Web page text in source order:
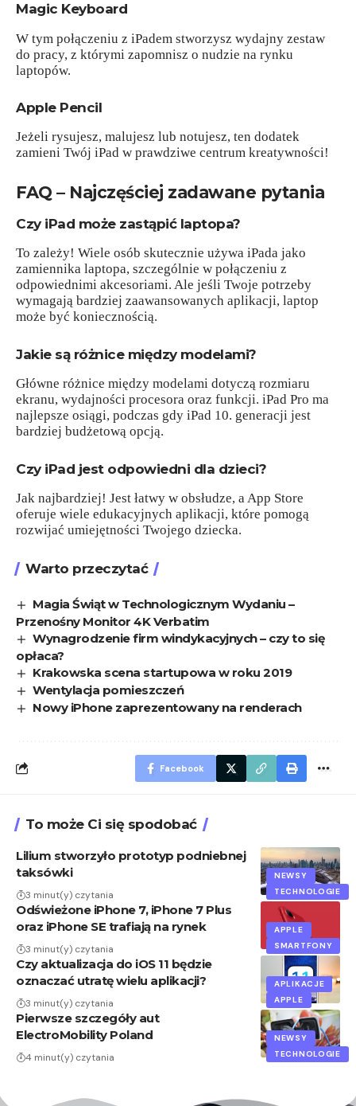
Magic Keyboard
W tym połączeniu z iPadem stworzysz wydajny zestaw
do pracy, z którymi zapomnisz o nudzie na rynku
laptopów.
Apple Pencil
Jeżeli rysujesz, malujesz lub notujesz, ten dodatek
zamieni Twój iPad w prawdziwe centrum kreatywności!
FAQ – Najczęściej zadawane pytania
Czy iPad może zastąpić laptopa?
To zależy! Wiele osób skutecznie używa iPada jako
zamiennika laptopa, szczególnie w połączeniu z
odpowiednimi akcesoriami. Ale jeśli Twoje potrzeby
wymagają bardziej zaawansowanych aplikacji, laptop
może być koniecznością.
Jakie są różnice między modelami?
Główne różnice między modelami dotyczą rozmiaru
ekranu, wydajności procesora oraz funkcji. iPad Pro ma
najlepsze osiągi, podczas gdy iPad 10. generacji jest
bardziej budżetową opcją.
Czy iPad jest odpowiedni dla dzieci?
Jak najbardziej! Jest łatwy w obsłudze, a App Store
oferuje wiele edukacyjnych aplikacji, które pomogą
rozwijać umiejętności Twojego dziecka.
Warto przeczytać
Magia Świąt w Technologicznym Wydaniu –
Przenośny Monitor 4K Verbatim
Wynagrodzenie firm windykacyjnych – czy to się
opłaca?
Krakowska scena startupowa w roku 2019
Wentylacja pomieszczeń
Nowy iPhone zaprezentowany na renderach
Facebook
To może Ci się spodobać
NEWSY
TECHNOLOGIE
Lilium stworzyło prototyp podniebnej
taksówki
3 minut(y) czytania
APPLE
SMARTFONY
Odświeżone iPhone 7, iPhone 7 Plus
oraz iPhone SE trafiają na rynek
3 minut(y) czytania
APLIKACJE
APPLE
Czy aktualizacja do iOS 11 będzie
oznaczać utratę wielu aplikacji?
3 minut(y) czytania
NEWSY
TECHNOLOGIE
Pierwsze szczegóły aut
ElectroMobility Poland
4 minut(y) czytania